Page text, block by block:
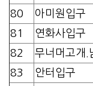
80
아미원입구
81
연화사입구
82
무너머고개.
83
안터입구